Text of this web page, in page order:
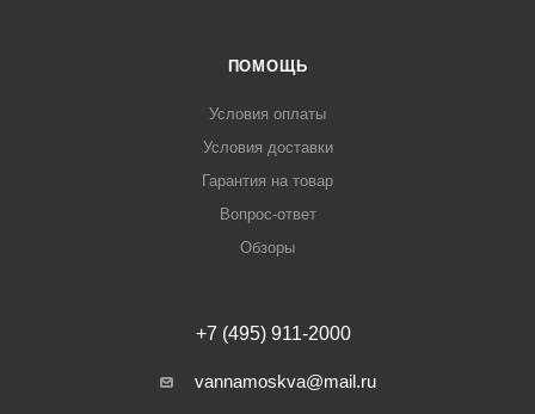
ПОМОЩЬ
Условия оплаты
Условия доставки
Гарантия на товар
Вопрос-ответ
Обзоры
+7 (495) 911-2000
vannamoskva@mail.ru